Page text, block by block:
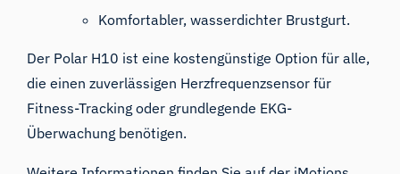
Komfortabler, wasserdichter Brustgurt.
Der Polar H10 ist eine kostengünstige Option für alle,
die einen zuverlässigen Herzfrequenzsensor für
Fitness-Tracking oder grundlegende EKG-
Überwachung benötigen.